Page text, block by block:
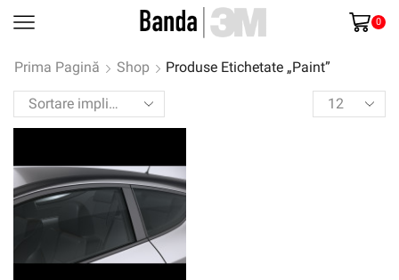
0
Prima Pagină Shop
Produse Etichetate „Paint”
Products
per